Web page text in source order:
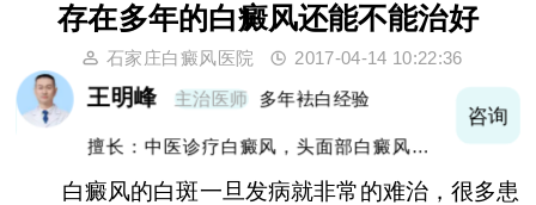
存在多年的白癜风还能不能治好
石家庄白癜风医院 2017-04-14 10:22:36
王明峰 主治医师 多年袪白经验
擅长：中医诊疗白癜风，头面部白癜风，青
咨询
白癜风的白斑一旦发病就非常的难治，很多患